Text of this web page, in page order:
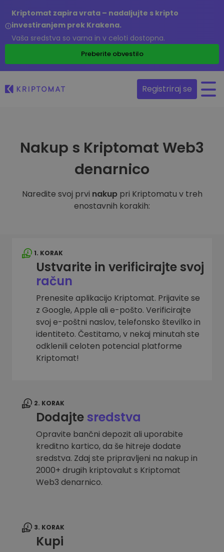
Kriptomat zapira vrata – nadaljujte s kripto
investiranjem prek Krakena.
Vaša sredstva so varna in v celoti dostopna.
Preberite obvestilo
Registriraj se
Nakup s Kriptomat Web3
denarnico
Naredite svoj prvi nakuppri Kriptomatu v treh
enostavnih korakih:
1. KORAK
Ustvarite in verificirajte svoj
račun
Prenesite aplikacijo Kriptomat. Prijavite se
z Google, Apple ali e-pošto. Verificirajte
svoj e-poštni naslov, telefonsko številko in
identiteto. Čestitamo, v nekaj minutah ste
odklenili celoten potencial platforme
Kriptomat!
2. KORAK
Dodajtesredstva
Opravite bančni depozit ali uporabite
kreditno kartico, da še hitreje dodate
sredstva. Zdaj ste pripravljeni na nakup in
2000+ drugih kriptovalut s Kriptomat
Web3 denarnico.
3. KORAK
Kupi